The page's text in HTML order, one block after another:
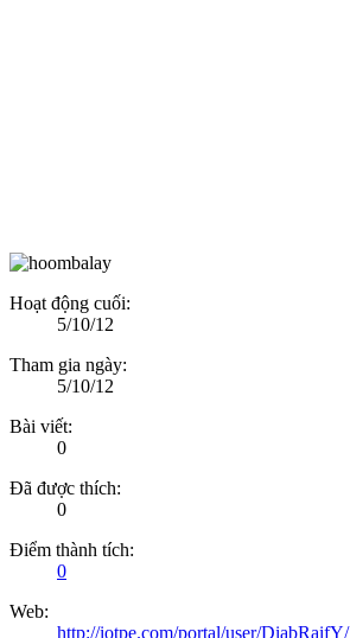
Hoạt động cuối:
5/10/12
Tham gia ngày:
5/10/12
Bài viết:
0
Đã được thích:
0
Điểm thành tích:
0
Web:
http://iotpe.com/portal/user/DiabRaifY/